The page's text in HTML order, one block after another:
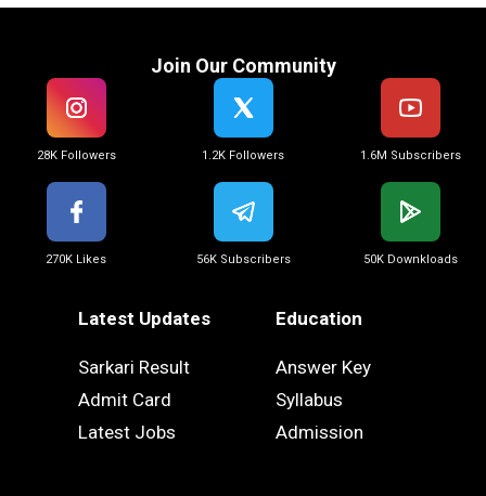
Join Our Community
28K Followers 1.2K Followers 1.6M Subscribers
270K Likes 56K Subscribers 50K Downkloads
Latest Updates
Sarkari Result
Admit Card
Latest Jobs
Education
Answer Key
Syllabus
Admission